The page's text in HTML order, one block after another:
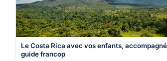
Le Costa Rica avec vos enfants,
guide francop